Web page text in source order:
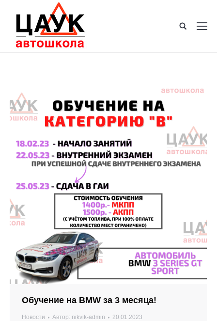
Обучение на BMW за 3 месяца!
Новости Автор: nikvik-admin 20.01.2023